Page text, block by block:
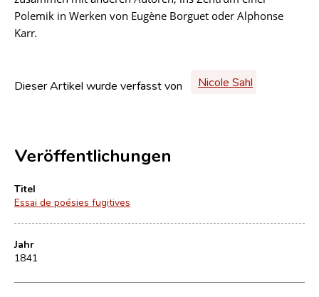
Polemik in Werken von Eugène Borguet oder Alphonse
Karr.
Dieser Artikel wurde verfasst von Nicole Sahl
Veröffentlichungen
Titel
Essai de poésies fugitives
Jahr
1841